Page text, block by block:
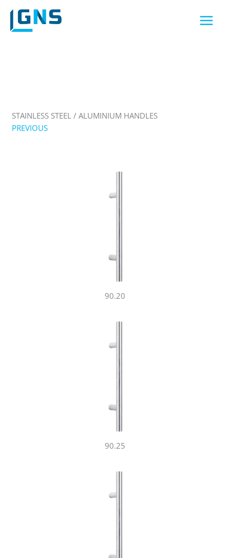
content
STAINLESS STEEL / ALUMINIUM HANDLES
PREVIOUS
90.20
90.25